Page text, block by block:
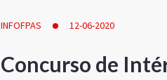
INFOFPAS 12-06-2020
Concurso de